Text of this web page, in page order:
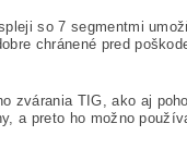
so 7 segmentmi
chránené pred
zvárania TIG, ako aj
a preto ho možno